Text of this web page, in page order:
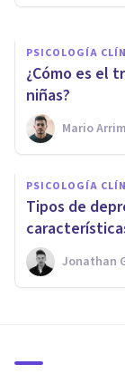
PSICOLOGÍA
¿Cómo es el
niñas?
Mario
PSICOLOGÍA
Tipos de
Jonathan